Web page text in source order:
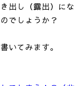
出し（露出）にな
でしょうか？
いてみます。